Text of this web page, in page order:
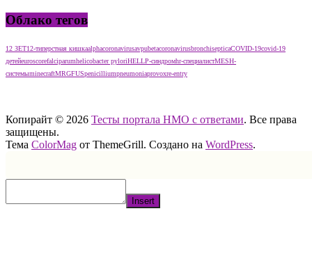
Облако тегов
12 ЗЕТ12-типерстная кишкаalphacoronavirusavpubetacoronavirusbronchisepticaCOVID-19covid-19
детейeuroscorefalciparumhelicobacter pyloriHELLP-синдромhr-специалистMESH-
системыminecraftMRGFUSpenicilliumpneumoniaprovoxre-entry
Копирайт © 2026 Тесты портала НМО с ответами. Все права
защищены.
Тема ColorMag от ThemeGrill. Создано на WordPress.
Insert